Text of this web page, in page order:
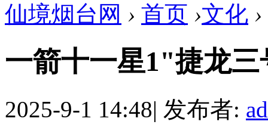
仙境烟台网 › 首页 ›文化 ›
一箭十一星1"捷龙
2025-9-1 14:48| 发布者: